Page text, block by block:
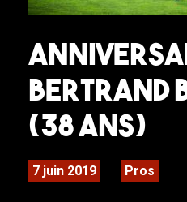
Bertrand
(38 ans)
7 juin 2019 Pros